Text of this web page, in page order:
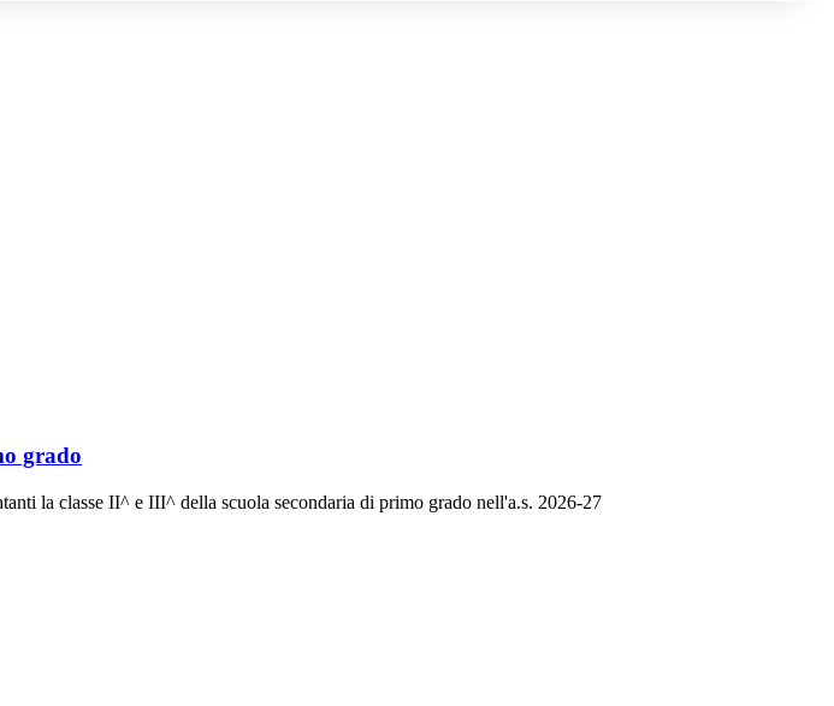
grado
la classe II^ e III^ della scuola secondaria di primo grado nell'a.s. 2026-27